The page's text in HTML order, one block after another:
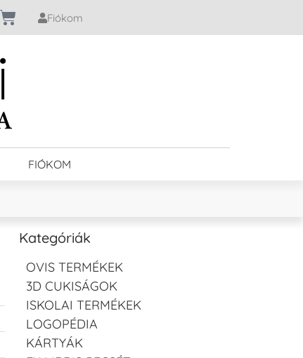
Fiókom
FIÓKOM
Kategóriák
OVIS TERMÉKEK
3D CUKISÁGOK
ISKOLAI TERMÉKEK
LOGOPÉDIA
KÁRTYÁK